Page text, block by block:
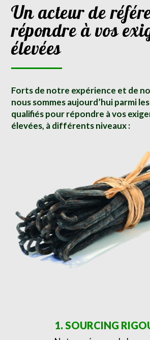
Un acteur de
répondre à vos
élevées
Forts de notre expérience et de
nous sommes aujourd’hui parmi
qualifiés pour répondre à vos
élevées, à différents niveaux :
1. SOURCING